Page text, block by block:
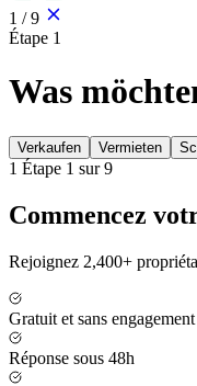
1 / 9
Étape 1
Was
Verkaufen Vermieten
1 Étape 1 sur 9
Commencez
Rejoignez 2,400+
Gratuit et sans engagement
Réponse sous 48h